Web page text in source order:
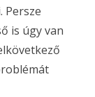
Persze
is úgy van